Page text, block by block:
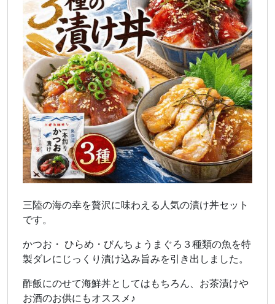
三陸の海の幸を贅沢に味わえる人気の漬け丼セット
です。
かつお・ ひらめ・びんちょうまぐろ３種類の魚を特
製ダレにじっくり漬け込み旨みを引き出しました。
酢飯にのせて海鮮丼としてはもちろん、お茶漬けや
お酒のお供にもオススメ♪